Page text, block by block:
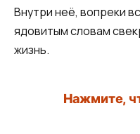
Внутри неё, вопреки
ядовитым словам
жизнь.
Нажмите,